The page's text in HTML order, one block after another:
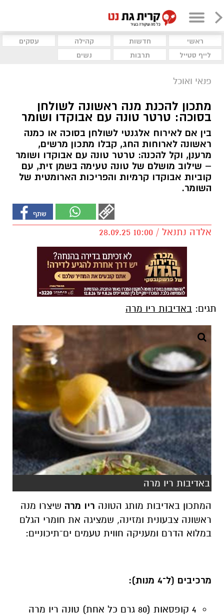
ראשי חדשות קהילה
עסקים
לייף סטייל
תרבות נשים
פנאי ואוכל
מתכון להכנת מנה ראשונה לשולחן
בסוכה: טרטר טונה עם אבוקדו ושומר
בין אם לאירוח אלגנטי לשולחן בסוכה או כמנה
ראשונה לארוחות החג, קבלו מתכון מרשים,
מרענן, וקל להכנה: טרטר טונה עם אבוקדו ושומר
– שילוב מושלם של טונה טעימה בשמן זית, עם
קוביות אבוקדו קרמיות והפריכות הארומטית של
השומר.
אלדה נתנאל / 10:00 28.09.25
תגים: באדיבות ריו מרה
באדיבות ריו מרה
המתכון באדיבות מותג הטונה ריו מרה שיצרו מנה
ראשונה צבעונית ומזינה, שמציגה את חומרי הגלם
במלוא הדרם ומעניקה חווית טעמים ים־תיכוניים:
מרכיבים (ל־4 מנות):
4 קופסאות (80 גרם כל אחת) טונה ריו מרה